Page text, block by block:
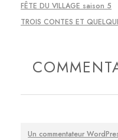
FÊTE DU VILLAGE saison 5
TROIS CONTES ET
Un commentateur